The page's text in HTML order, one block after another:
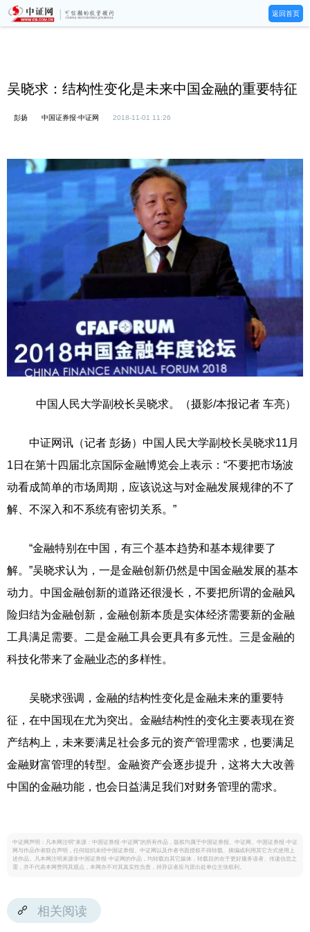
返回首页
吴晓求：结构性变化是未来中国金融的重要特征
彭扬 中国证券报·中证网 2018-11-01 11:26
中国人民大学副校长吴晓求。（摄影/本报记者 车亮）
中证网讯（记者 彭扬）中国人民大学副校长吴晓求11月
1日在第十四届北京国际金融博览会上表示：“不要把市场波
动看成简单的市场周期，应该说这与对金融发展规律的不了
解、不深入和不系统有密切关系。”
“金融特别在中国，有三个基本趋势和基本规律要了
解。”吴晓求认为，一是金融创新仍然是中国金融发展的基本
动力。中国金融创新的道路还很漫长，不要把所谓的金融风
险归结为金融创新，金融创新本质是实体经济需要新的金融
工具满足需要。二是金融工具会更具有多元性。三是金融的
科技化带来了金融业态的多样性。
吴晓求强调，金融的结构性变化是金融未来的重要特
征，在中国现在尤为突出。金融结构性的变化主要表现在资
产结构上，未来要满足社会多元的资产管理需求，也要满足
金融财富管理的转型。金融资产会逐步提升，这将大大改善
中国的金融功能，也会日益满足我们对财务管理的需求。
中证网声明：凡本网注明“来源：中国证券报·中证网”的所有作品，版权均属于中国证券报、中证网。中国证券报·中证
网与作品作者联合声明，任何组织未经中国证券报、中证网以及作者书面授权不得转载、摘编或利用其它方式使用上
述作品。凡本网注明来源非中国证券报·中证网的作品，均转载自其它媒体，转载目的在于更好服务读者、传递信息之
需，并不代表本网赞同其观点，本网亦不对其真实性负责，持异议者应与原出处单位主张权利。
相关阅读